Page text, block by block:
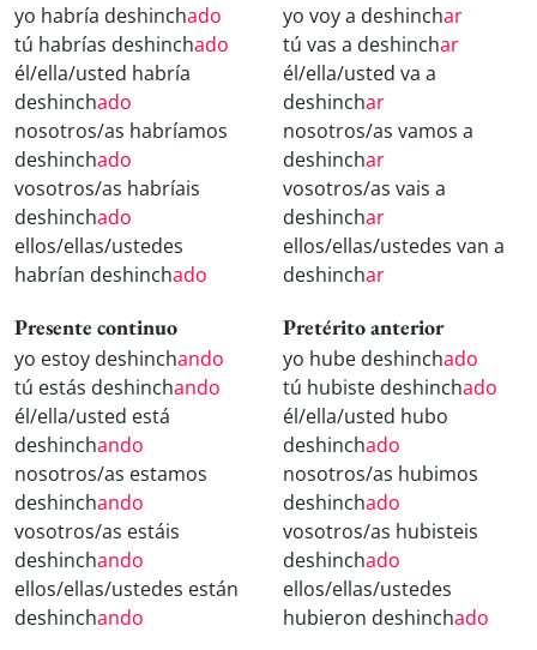
yo habría deshinchado
tú habrías deshinchado
él/ella/usted habría
deshinchado
nosotros/as habríamos
deshinchado
vosotros/as habríais
deshinchado
ellos/ellas/ustedes
habrían deshinchado
yo voy a deshinchar
tú vas a deshinchar
él/ella/usted va a
deshinchar
nosotros/as vamos a
deshinchar
vosotros/as vais a
deshinchar
ellos/ellas/ustedes van a
deshinchar
Presente continuo
yo estoy deshinchando
tú estás deshinchando
él/ella/usted está
deshinchando
nosotros/as estamos
deshinchando
vosotros/as estáis
deshinchando
ellos/ellas/ustedes están
deshinchando
Pretérito anterior
yo hube deshinchado
tú hubiste deshinchado
él/ella/usted hubo
deshinchado
nosotros/as hubimos
deshinchado
vosotros/as hubisteis
deshinchado
ellos/ellas/ustedes
hubieron deshinchado